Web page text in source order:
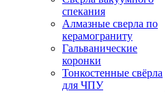
спекания
Алмазные сверла по
керамограниту
Гальванические
коронки
Тонкостенные свёрла
для ЧПУ